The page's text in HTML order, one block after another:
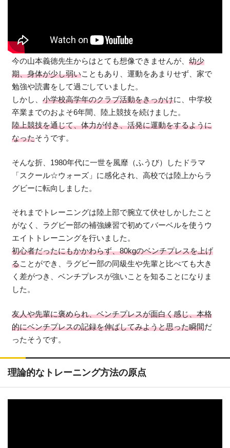
今の山本義徳先生からはとても想像できませんが、 幼少
期、身体が少し弱いこともあり、運動をあまりせず、家で
勉強や読書をして過ごしていました。
しかし、 小学校高学年のクラブ活動をきっかけに、中学校
卒業までのおよそ6年間、陸上競技を続けました。
陸上競技を通じて、体力が付き、活発に運動をするように
なったそうです。
そんな折、1980年代に一世を風靡（ふうび）したドラマ
「スクール☆ウォーズ」に感化され、高校では陸上からラ
グビーに転向しました。
それまでトレーニングは陸上部で腕立て伏せしかしたこと
がなく、ラグビー部の補強練習で初めてバーベルを使うウ
エイトトレーニングを行いました。
初心者だったにもかかわらず、80kgのベンチプレスを上げ
ることができ、ラグビー部の同級生や先輩と比べても大き
く差がつき、ベンチプレスが強いことを知ることになりま
した。
友人や先輩に褒められ、ベンチプレスが面白く感じ、本格
的にベンチプレスの記録を伸ばしてみようと思った瞬間だ
ったそうです。
理論的なトレーニング方法の原点